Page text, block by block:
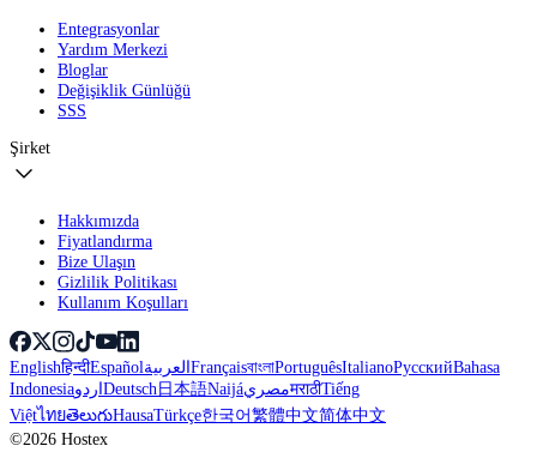
Entegrasyonlar
Yardım Merkezi
Bloglar
Değişiklik Günlüğü
SSS
Şirket
Hakkımızda
Fiyatlandırma
Bize Ulaşın
Gizlilik Politikası
Kullanım Koşulları
Englishहिन्दीEspañolالعربيةFrançaisবাংলাPortuguêsItalianoРусскийBahasa
IndonesiaاردوDeutsch日本語NaijáمصريमराठीTiếng
ViệtไทยతెలుగుHausaTürkçe한국어繁體中文简体中文
©2026 Hostex